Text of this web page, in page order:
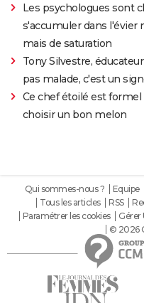
Les psychologues sont
s'accumuler dans l'évier
mais de saturation
Tony Silvestre,
pas malade, c'est un
Ce chef étoilé est formel
choisir un bon melon
Qui sommes-nous ? Equipe
Tous les articles
RSS
Paramétrer les cookies
Gérer
© 2026